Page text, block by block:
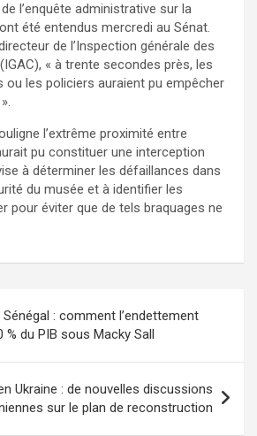
l’enquête administrative sur la
été entendus mercredi au Sénat.
de l’Inspection générale des
« à trente secondes près, les
ou les policiers auraient pu empêcher
l’extrême proximité entre
pu constituer une interception
à déterminer les défaillances dans
du musée et à identifier les
pour éviter que de tels braquages ne
: comment l’endettement
du PIB sous Macky Sall
Ukraine : de nouvelles discussions
sur le plan de reconstruction